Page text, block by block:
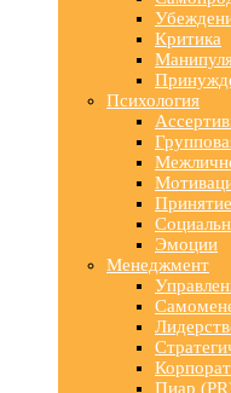
Критика
Психология
Эмоции
Менеджмент
Пиар